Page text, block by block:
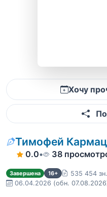
Хочу
Тимофей
0.0• 38
Завершена 16+
535 454
06.04.2026 (обн.